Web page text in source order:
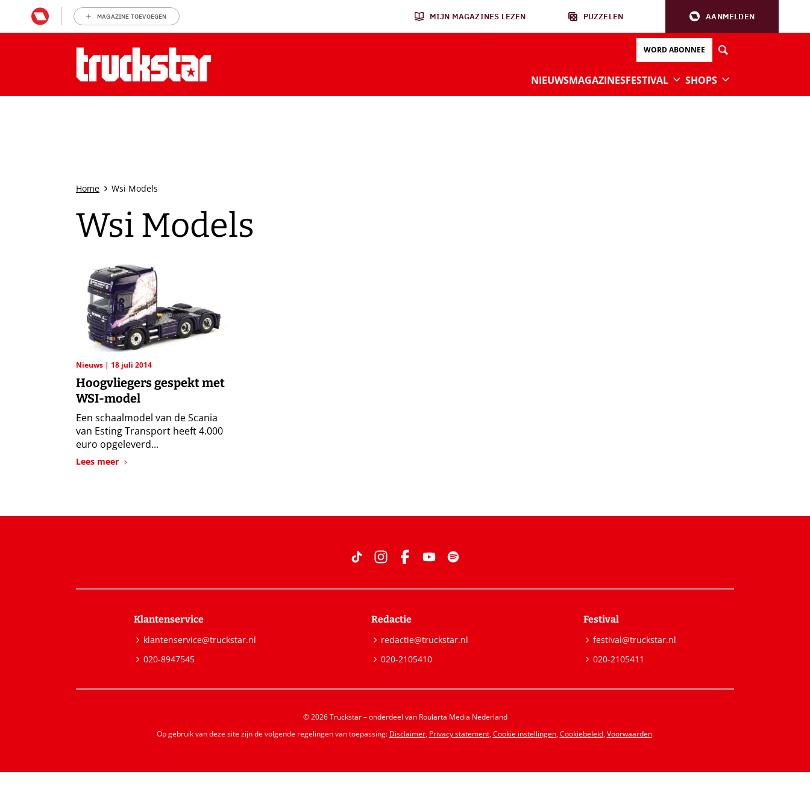
MAGAZINE TOEVOEGEN MIJN MAGAZINES LEZEN PUZZELEN AANMELDEN
WORD ABONNEE
NIEUWSMAGAZINESFESTIVAL SHOPS
Home Wsi Models
Wsi Models
Nieuws 18 juli 2014
Hoogvliegers gespekt met
WSI-model
Een schaalmodel van de Scania
van Esting Transport heeft 4.000
euro opgeleverd...
Lees meer
Klantenservice
klantenservice@truckstar.nl
020-8947545
Redactie
redactie@truckstar.nl
020-2105410
Festival
festival@truckstar.nl
020-2105411
© 2026 Truckstar – onderdeel van Roularta Media Nederland
Op gebruik van deze site zijn de volgende regelingen van toepassing: Disclaimer, Privacy statement,Cookie instellingen,Cookiebeleid,Voorwaarden.